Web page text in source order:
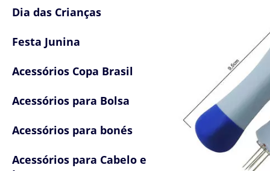
Dia das Crianças
Festa Junina
Acessórios Copa Brasil
Acessórios para Bolsa
Acessórios para bonés
Acessórios para Cabelo e